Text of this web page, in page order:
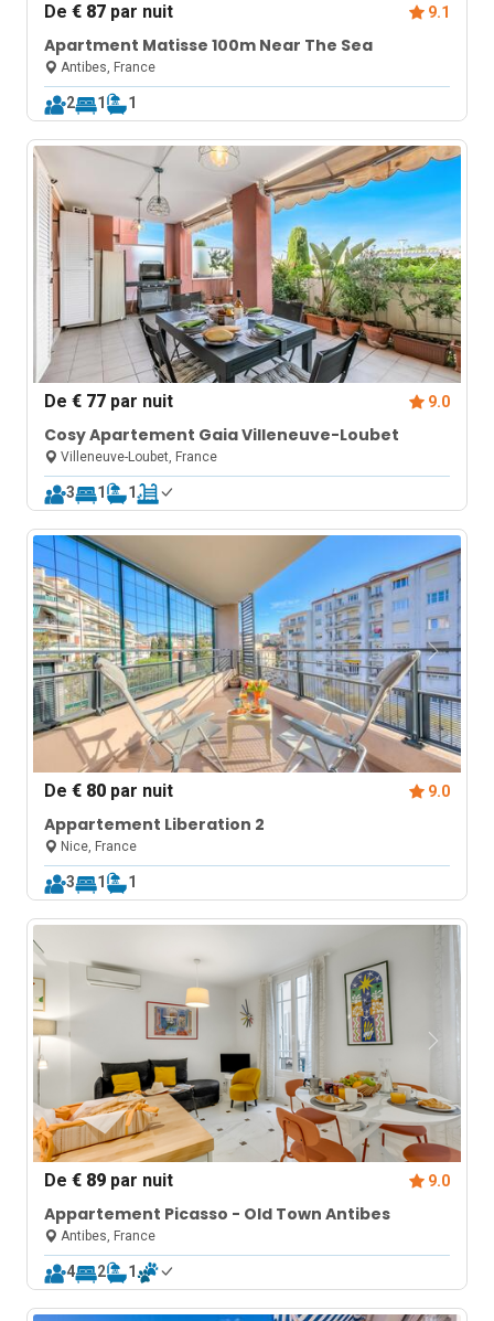
De€ 87 par nuit 9.1
Apartment Matisse 100m Near The Sea
Antibes, France
2 1 1
De€ 77 par nuit 9.0
Cosy Apartement Gaia Villeneuve-Loubet
Villeneuve-Loubet, France
3 1 1
De€ 80 par nuit 9.0
Appartement Liberation 2
Nice, France
3 1 1
De€ 89 par nuit 9.0
Appartement Picasso - Old Town Antibes
Antibes, France
4 2 1